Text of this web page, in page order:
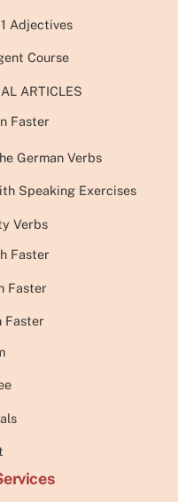
Adjectives
Course
ARTICLES
Faster
German Verbs
Speaking Exercises
Verbs
Faster
Faster
Faster